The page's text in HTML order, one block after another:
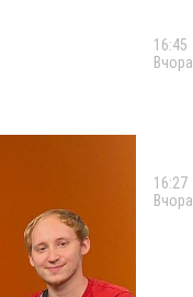
16:45
Вчора
16:27
Вчора